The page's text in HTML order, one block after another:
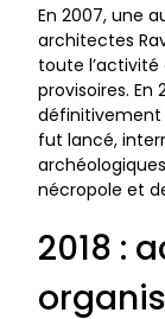
En 2007, une
architectes
toute
provisoires.
définitivement
fut lancé,
nécropole et
2018 :